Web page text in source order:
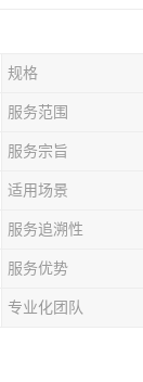
规格
服务范围
服务宗旨
适用场景
服务追溯性
服务优势
专业化团队